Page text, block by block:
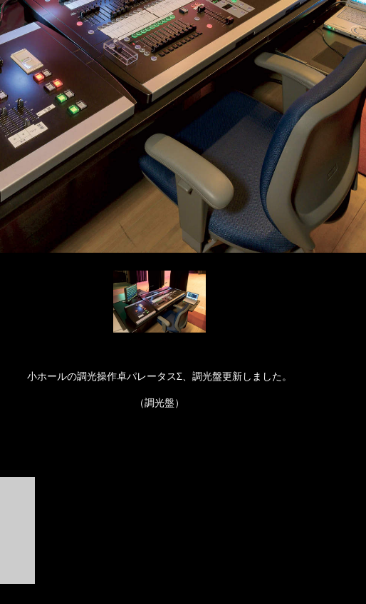
小ホールの調光操作卓パレータスΣ、調光盤更新しました。
（調光盤）